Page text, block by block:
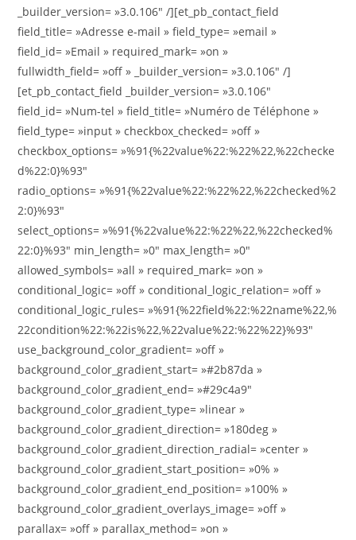
_builder_version= »3.0.106″ /][et_pb_contact_field
field_title= »Adresse e-mail » field_type= »email »
field_id= »Email » required_mark= »on »
fullwidth_field= »off » _builder_version= »3.0.106″ /]
[et_pb_contact_field _builder_version= »3.0.106″
field_id= »Num-tel » field_title= »Numéro de Téléphone »
field_type= »input » checkbox_checked= »off »
checkbox_options= »%91{%22value%22:%22%22,%22checke
d%22:0}%93″
radio_options= »%91{%22value%22:%22%22,%22checked%2
2:0}%93″
select_options= »%91{%22value%22:%22%22,%22checked%
22:0}%93″ min_length= »0″ max_length= »0″
allowed_symbols= »all » required_mark= »on »
conditional_logic= »off » conditional_logic_relation= »off »
conditional_logic_rules= »%91{%22field%22:%22name%22,%
22condition%22:%22is%22,%22value%22:%22%22}%93″
use_background_color_gradient= »off »
background_color_gradient_start= »#2b87da »
background_color_gradient_end= »#29c4a9″
background_color_gradient_type= »linear »
background_color_gradient_direction= »180deg »
background_color_gradient_direction_radial= »center »
background_color_gradient_start_position= »0% »
background_color_gradient_end_position= »100% »
background_color_gradient_overlays_image= »off »
parallax= »off » parallax_method= »on »